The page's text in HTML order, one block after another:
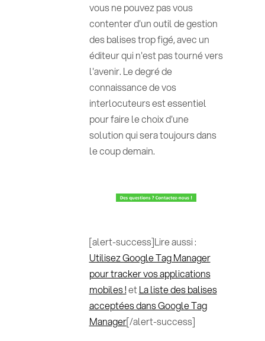
vous ne pouvez pas vous
contenter d'un outil de gestion
des balises trop figé, avec un
éditeur qui n'est pas tourné vers
l'avenir. Le degré de
connaissance de vos
interlocuteurs est essentiel
pour faire le choix d'une
solution qui sera toujours dans
le coup demain.
[alert-success]Lire aussi :
Utilisez Google Tag Manager
pour tracker vos applications
mobiles !etLa liste des balises
acceptées dans Google Tag
Manager[/alert-success]